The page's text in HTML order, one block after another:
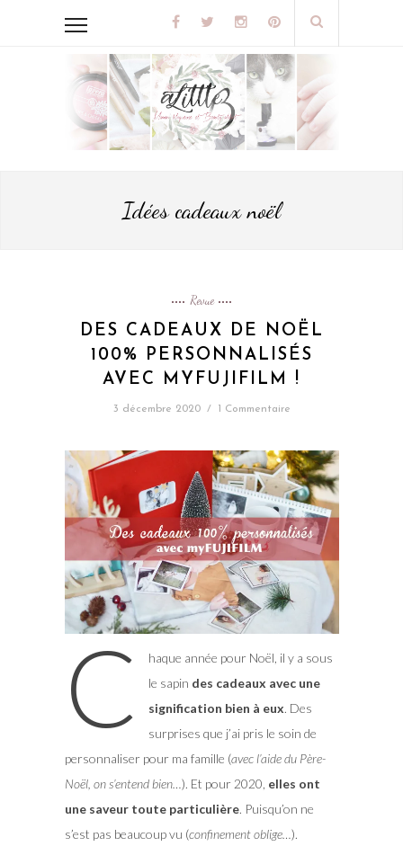
Idées cadeaux noël
Revue
DES CADEAUX DE NOËL
100% PERSONNALISÉS
AVEC MYFUJIFILM !
3 décembre 2020 / 1 Commentaire
C
haque année pour Noël, il y a sous
le sapin des cadeaux avec une
signification bien à eux. Des
surprises que j’ai pris le soin de
personnaliser pour ma famille (avec l’aide du Père-
Noël, on s’entend bien…). Et pour 2020, elles ont
une saveur toute particulière. Puisqu’on ne
s’est pas beaucoup vu (confinement oblige…).